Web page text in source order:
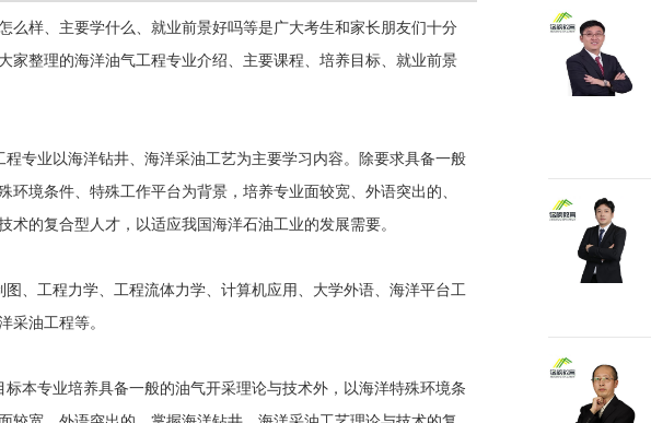
么样、主要学什么、就业前景好吗等是广大考生和家长朋友们十分
家整理的海洋油气工程专业介绍、主要课程、培养目标、就业前景
专业以海洋钻井、海洋采油工艺为主要学习内容。除要求具备一般
环境条件、特殊工作平台为背景，培养专业面较宽、外语突出的、
的复合型人才，以适应我国海洋石油工业的发展需要。
、工程力学、工程流体力学、计算机应用、大学外语、海洋平台工
采油工程等。
本专业培养具备一般的油气开采理论与技术外，以海洋特殊环境条